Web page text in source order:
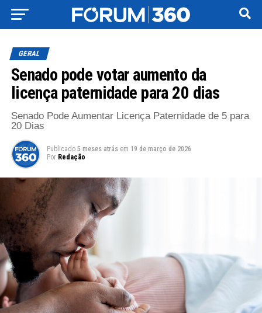
GERAL
Senado pode votar aumento da
licença paternidade para 20 dias
Senado Pode Aumentar Licença Paternidade de 5 para
20 Dias
Publicado 5 meses atrás em 19 de março de 2026
Por Redação